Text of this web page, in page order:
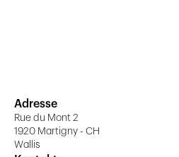
Adresse
Rue du Mont 2
1920 Martigny - CH
Wallis